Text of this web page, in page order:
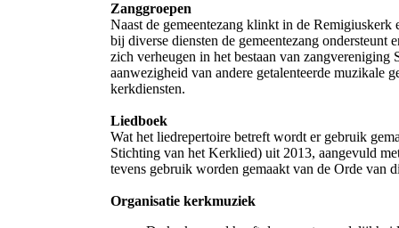
Zanggroepen
Naast de gemeentezang klinkt in de
bij diverse diensten de gemeentezang ondersteunt
zich verheugen in het bestaan van
aanwezigheid van andere getalenteerde muzikale
kerkdiensten.
Liedboek
Wat het liedrepertoire betreft wordt er gebruik
Stichting van het Kerklied) uit 2013, aangevuld
tevens gebruik worden gemaakt van de Orde van
Organisatie kerkmuziek